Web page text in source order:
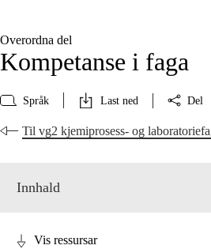
Overordna del
Kompetanse i faga
Språk Last ned Del
Til vg2 kjemiprosess- og
Innhald
Vis ressursar